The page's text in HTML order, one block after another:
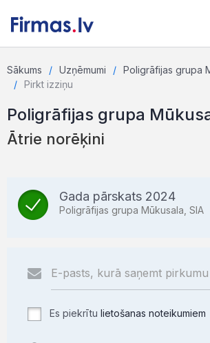
Sākums Uzņēmumi
Poligrāfijas grupa
Pirkt izziņu
Poligrāfijas grupa
Ātrie norēķini
Gada pārskats 2024
Poligrāfijas grupa Mūkusala, SIA
Es piekrītu lietošanas noteikumiem